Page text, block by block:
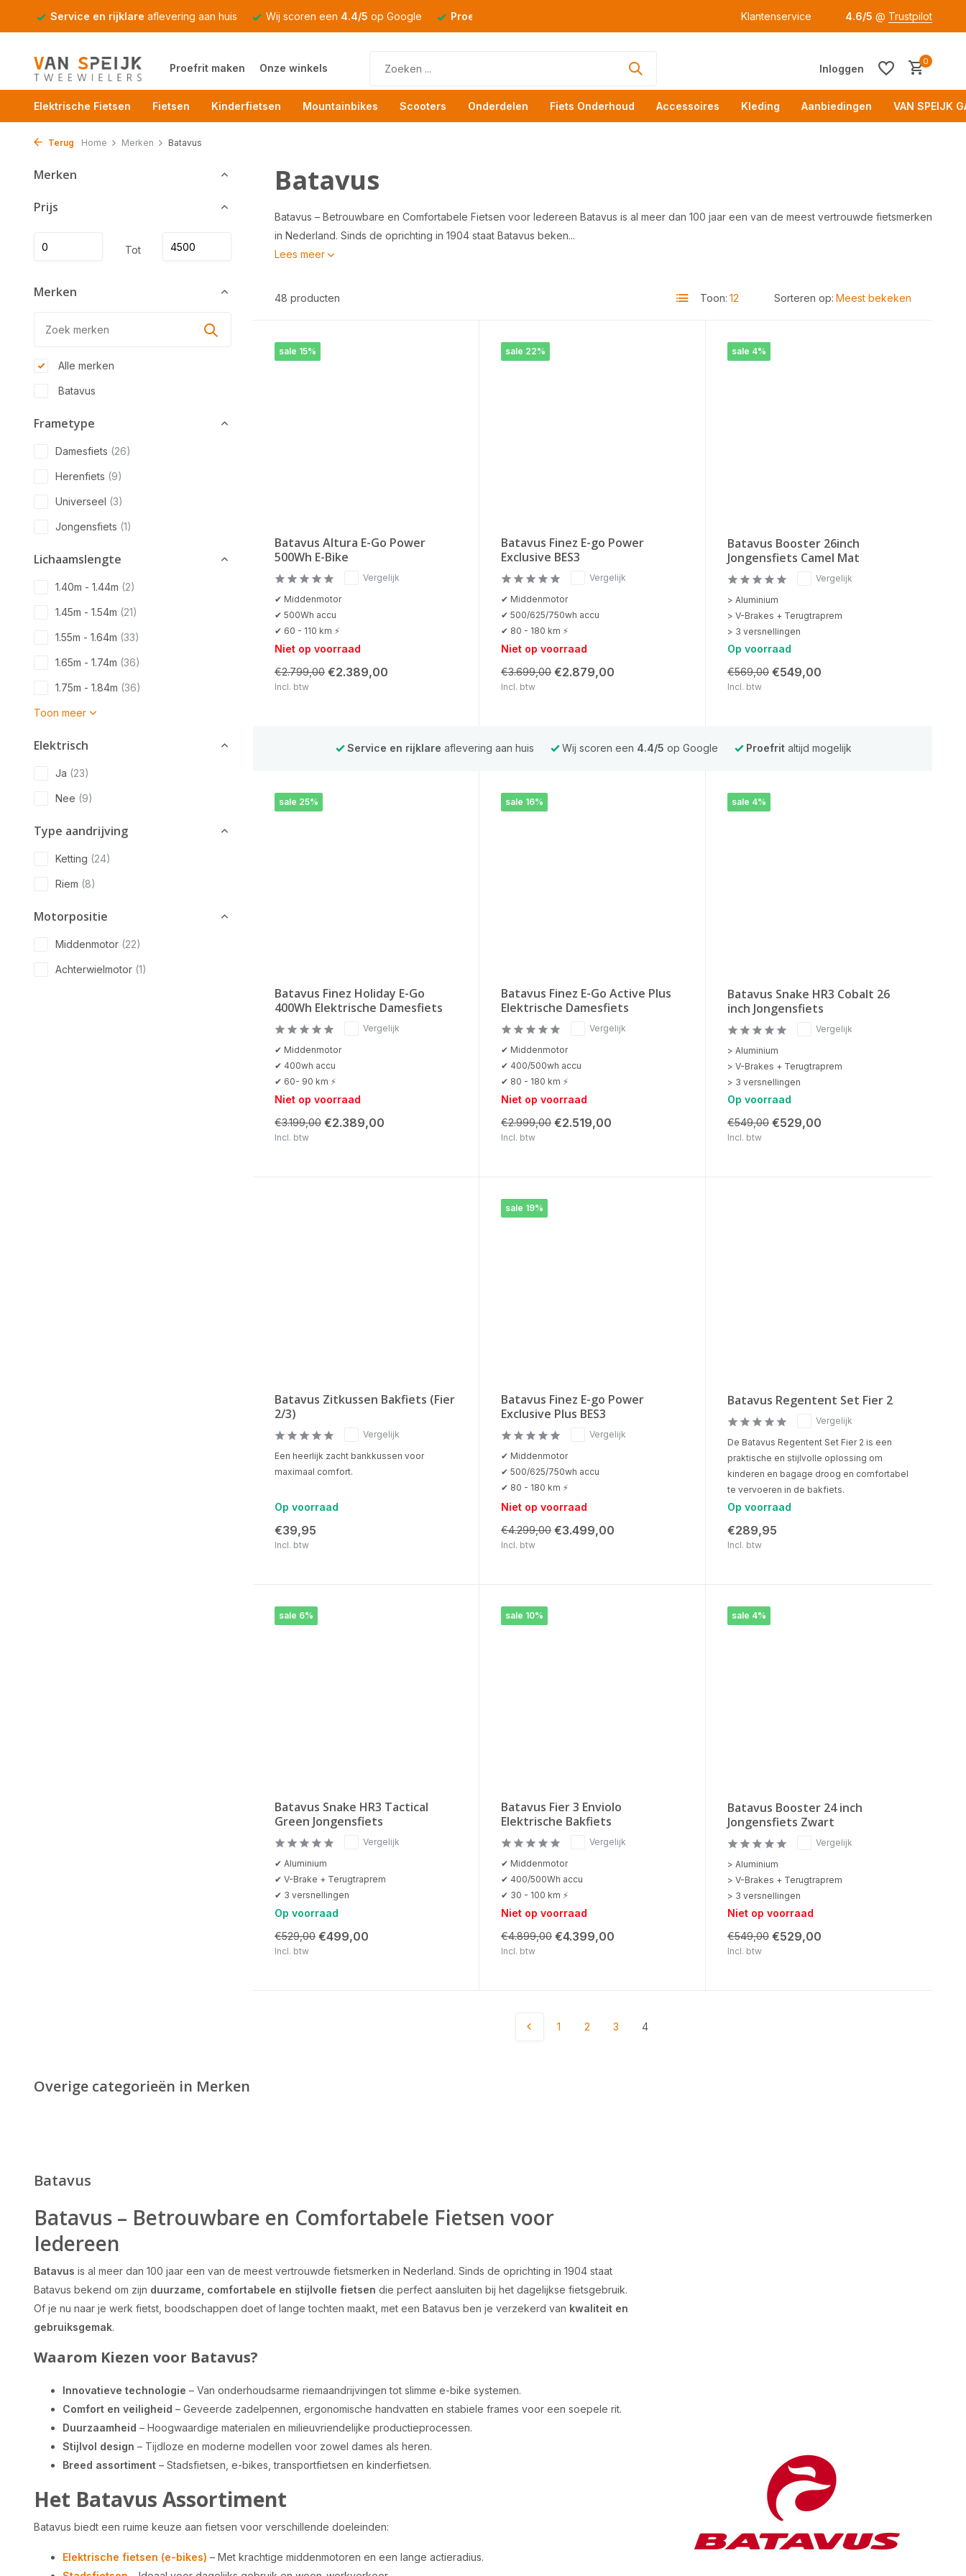
Service en rijklare aflevering aan huis Wij scoren een 4.4/5 op Google Proefrit Klantenservice 4.6/5 @ Trustpilot
Proefrit maken Onze winkels Inloggen
0
Elektrische Fietsen Fietsen Kinderfietsen Mountainbikes Scooters Onderdelen Fiets Onderhoud Accessoires Kleding Aanbiedingen VAN SPEIJK
Terug Home Merken Batavus
Merken
Prijs
Tot
Merken
Alle merken
Batavus
Frametype
Damesfiets (26)
Herenfiets (9)
Universeel (3)
Jongensfiets (1)
Lichaamslengte
1.40m - 1.44m (2)
1.45m - 1.54m (21)
1.55m - 1.64m (33)
1.65m - 1.74m (36)
1.75m - 1.84m (36)
Toon meer
Elektrisch
Ja (23)
Nee (9)
Type aandrijving
Ketting (24)
Riem (8)
Motorpositie
Middenmotor (22)
Achterwielmotor (1)
Batavus
Batavus – Betrouwbare en Comfortabele Fietsen voor Iedereen Batavus is al meer dan 100 jaar een van de meest vertrouwde fietsmerken
in Nederland. Sinds de oprichting in 1904 staat Batavus beken...
Lees meer
48 producten Toon: Sorteren op:
sale 15%
Batavus Altura E-Go Power
500Wh E-Bike
Vergelijk
✔ Middenmotor
✔ 500Wh accu
✔ 60 - 110 km ⚡
Niet op voorraad
€2.799,00 €2.389,00
Incl. btw
sale 22%
Batavus Finez E-go Power
Exclusive BES3
Vergelijk
✔ Middenmotor
✔ 500/625/750wh accu
✔ 80 - 180 km ⚡
Niet op voorraad
€3.699,00 €2.879,00
Incl. btw
sale 4%
Batavus Booster 26inch
Jongensfiets Camel Mat
Vergelijk
> Aluminium
> V-Brakes + Terugtraprem
> 3 versnellingen
Op voorraad
€569,00 €549,00
Incl. btw
Service en rijklare aflevering aan huis Wij scoren een 4.4/5 op Google Proefrit altijd mogelijk
sale 25%
Batavus Finez Holiday E-Go
400Wh Elektrische Damesfiets
Vergelijk
✔ Middenmotor
✔ 400wh accu
✔ 60- 90 km ⚡
Niet op voorraad
€3.199,00 €2.389,00
Incl. btw
sale 16%
Batavus Finez E-Go Active Plus
Elektrische Damesfiets
Vergelijk
✔ Middenmotor
✔ 400/500wh accu
✔ 80 - 180 km ⚡
Niet op voorraad
€2.999,00 €2.519,00
Incl. btw
sale 4%
Batavus Snake HR3 Cobalt 26
inch Jongensfiets
Vergelijk
> Aluminium
> V-Brakes + Terugtraprem
> 3 versnellingen
Op voorraad
€549,00 €529,00
Incl. btw
Batavus Zitkussen Bakfiets (Fier
2/3)
Vergelijk
Een heerlijk zacht bankkussen voor
maximaal comfort.
Op voorraad
€39,95
Incl. btw
sale 19%
Batavus Finez E-go Power
Exclusive Plus BES3
Vergelijk
✔ Middenmotor
✔ 500/625/750wh accu
✔ 80 - 180 km ⚡
Niet op voorraad
€4.299,00 €3.499,00
Incl. btw
Batavus Regentent Set Fier 2
Vergelijk
De Batavus Regentent Set Fier 2 is een
praktische en stijlvolle oplossing om
kinderen en bagage droog en comfortabel
te vervoeren in de bakfiets.
Op voorraad
€289,95
Incl. btw
sale 6%
Batavus Snake HR3 Tactical
Green Jongensfiets
Vergelijk
✔ Aluminium
✔ V-Brake + Terugtraprem
✔ 3 versnellingen
Op voorraad
€529,00 €499,00
Incl. btw
sale 10%
Batavus Fier 3 Enviolo
Elektrische Bakfiets
Vergelijk
✔ Middenmotor
✔ 400/500Wh accu
✔ 30 - 100 km ⚡
Niet op voorraad
€4.899,00 €4.399,00
Incl. btw
sale 4%
Batavus Booster 24 inch
Jongensfiets Zwart
Vergelijk
> Aluminium
> V-Brakes + Terugtraprem
> 3 versnellingen
Niet op voorraad
€549,00 €529,00
Incl. btw
1 2 3 4
Overige categorieën in Merken
Batavus
Batavus – Betrouwbare en Comfortabele Fietsen voor
Iedereen
Batavus is al meer dan 100 jaar een van de meest vertrouwde fietsmerken in Nederland. Sinds de oprichting in 1904 staat
Batavus bekend om zijn duurzame, comfortabele en stijlvolle fietsen die perfect aansluiten bij het dagelijkse fietsgebruik.
Of je nu naar je werk fietst, boodschappen doet of lange tochten maakt, met een Batavus ben je verzekerd van kwaliteit en
gebruiksgemak.
Waarom Kiezen voor Batavus?
Innovatieve technologie – Van onderhoudsarme riemaandrijvingen tot slimme e-bike systemen.
Comfort en veiligheid – Geveerde zadelpennen, ergonomische handvatten en stabiele frames voor een soepele rit.
Duurzaamheid – Hoogwaardige materialen en milieuvriendelijke productieprocessen.
Stijlvol design – Tijdloze en moderne modellen voor zowel dames als heren.
Breed assortiment – Stadsfietsen, e-bikes, transportfietsen en kinderfietsen.
Het Batavus Assortiment
Batavus biedt een ruime keuze aan fietsen voor verschillende doeleinden:
Elektrische fietsen (e-bikes) – Met krachtige middenmotoren en een lange actieradius.